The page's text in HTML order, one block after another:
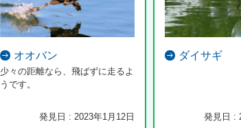
オオバン
少々の距離なら、飛ばずに走るよ
うです。
発見日 : 2023年1月12日
ダイサギ
発見日 :